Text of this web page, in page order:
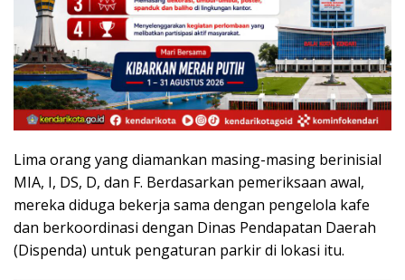
Lima orang yang diamankan masing-masing berinisial
MIA, I, DS, D, dan F. Berdasarkan pemeriksaan awal,
mereka diduga bekerja sama dengan pengelola kafe
dan berkoordinasi dengan Dinas Pendapatan Daerah
(Dispenda) untuk pengaturan parkir di lokasi itu.